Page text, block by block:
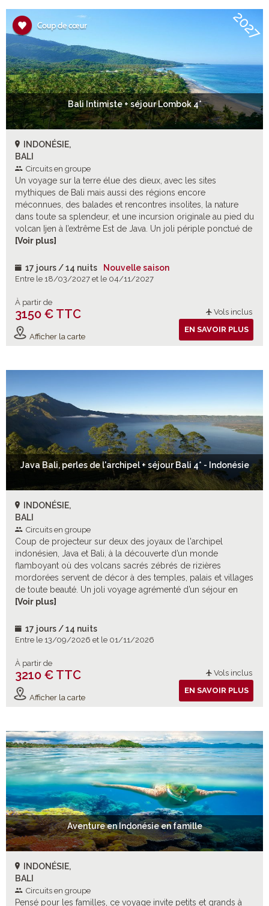
Bali Intimiste + séjour Lombok 4*
INDONÉSIE,
BALI
Circuits en groupe
Un voyage sur la terre élue des dieux, avec les sites
mythiques de Bali mais aussi des régions encore
méconnues, des balades et rencontres insolites, la nature
dans toute sa splendeur, et une incursion originale au pied du
volcan Ijen à l’extrême Est de Java. Un joli périple ponctué de
quelques jours en bord de mer à Benoa et sur l’île de
[Voir plus]
17 jours / 14 nuits Nouvelle saison
Entre le 18/03/2027 et le 04/11/2027
À partir de
3150 € TTC Vols inclus
Afficher la carte
EN SAVOIR PLUS
2027
Java Bali, perles de l'archipel + séjour Bali 4* - Indonésie
INDONÉSIE,
BALI
Circuits en groupe
Coup de projecteur sur deux des joyaux de l'archipel
indonésien, Java et Bali, à la découverte d’un monde
flamboyant où des volcans sacrés zébrés de rizières
mordorées servent de décor à des temples, palais et villages
de toute beauté. Un joli voyage agrémenté d’un séjour en
bord de mer sur l’authentique plage de Sanur.
[Voir plus]
17 jours / 14 nuits
Entre le 13/09/2026 et le 01/11/2026
À partir de
3210 € TTC Vols inclus
Afficher la carte
EN SAVOIR PLUS
Aventure en Indonésie en famille
INDONÉSIE,
BALI
Circuits en groupe
Pensé pour les familles, ce voyage invite petits et grands à